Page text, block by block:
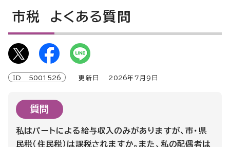
市税 よくある質問
ID 5001526 更新日 2026年7月9日
質問
私はパートによる給与収入のみがありますが、市・県
民税（住民税）は課税されますか。また、私の配偶者は